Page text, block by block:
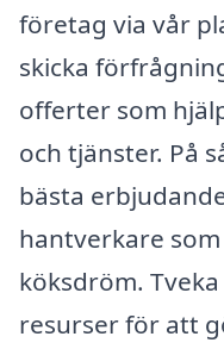
företag via vår
skicka
offerter som
och tjänster. På
bästa
hantverkare
köksdröm.
resurser för att